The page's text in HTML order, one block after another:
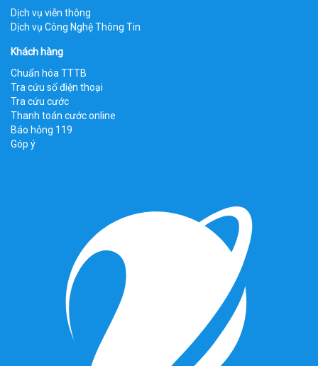
Dịch vụ viễn thông
Dịch vụ Công Nghệ Thông Tin
Khách hàng
Chuẩn hóa TTTB
Tra cứu số điện thoại
Tra cứu cước
Thanh toán cước online
Báo hỏng 119
Góp ý